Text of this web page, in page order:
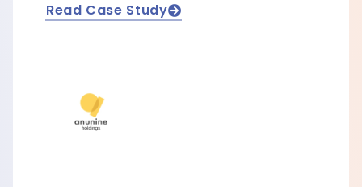
Read Case Study